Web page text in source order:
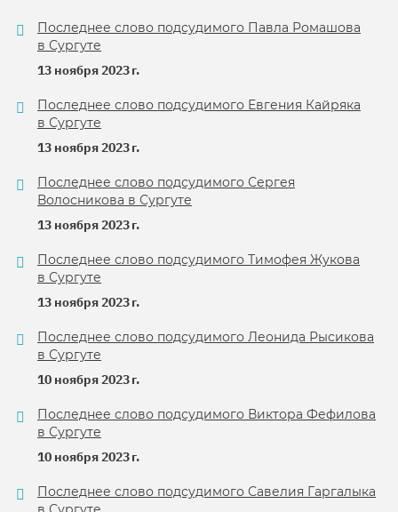
Последнее слово подсудимого Павла Ромашова
в Сургуте
13 ноября 2023 г.
Последнее слово подсудимого Евгения Кайряка
в Сургуте
13 ноября 2023 г.
Последнее слово подсудимого Сергея
Волосникова в Сургуте
13 ноября 2023 г.
Последнее слово подсудимого Тимофея Жукова
в Сургуте
13 ноября 2023 г.
Последнее слово подсудимого Леонида Рысикова
в Сургуте
10 ноября 2023 г.
Последнее слово подсудимого Виктора Фефилова
в Сургуте
10 ноября 2023 г.
Последнее слово подсудимого Савелия Гаргалыка